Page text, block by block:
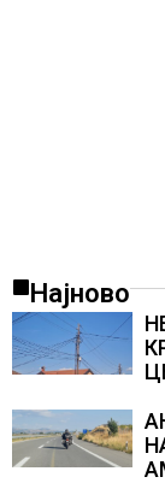
Најново